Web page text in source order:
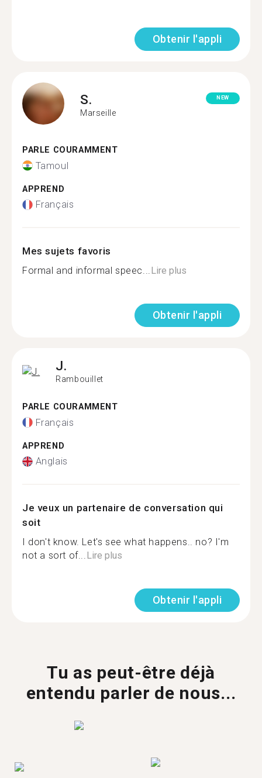
Obtenir l'appli
S.
Marseille
NEW
PARLE COURAMMENT
Tamoul
APPREND
Français
Mes sujets favoris
Formal and informal speec...Lire plus
Obtenir l'appli
J.
Rambouillet
PARLE COURAMMENT
Français
APPREND
Anglais
Je veux un partenaire de conversation qui
soit
I don't know. Let's see what happens.. no? I'm
not a sort of...Lire plus
Obtenir l'appli
Tu as peut-être déjà
entendu parler de nous...